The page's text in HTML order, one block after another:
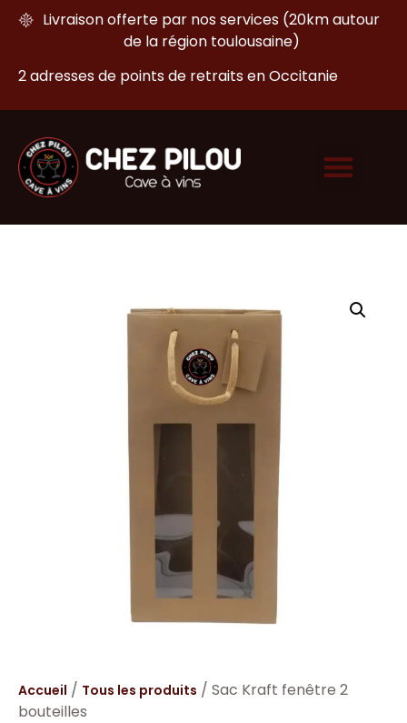
Livraison offerte par nos services (20km autour
de la région toulousaine)
2 adresses de points de retraits en Occitanie
Accueil / Tous les produits / Sac Kraft fenêtre 2
bouteilles